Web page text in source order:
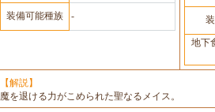
装備可能種族 -
地下
【解説】
魔を退ける力がこめられた聖なるメイス。